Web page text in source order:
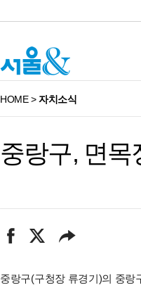
HOME>자치소식
중랑구, 면목
중랑구(구청장 류경기)의 중랑